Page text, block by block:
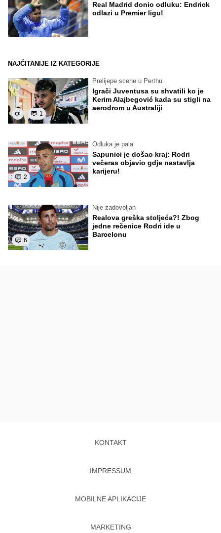
Real Madrid donio odluku: Endrick
odlazi u Premier ligu!
NAJČITANIJE IZ KATEGORIJE
1
Prelijepe scene u Perthu
Igrači Juventusa su shvatili ko je
Kerim Alajbegović kada su stigli na
aerodrom u Australiji
2
Odluka je pala
Sapunici je došao kraj: Rodri
večeras objavio gdje nastavlja
karijeru!
6
Nije zadovoljan
Realova greška stoljeća?! Zbog
jedne rečenice Rodri ide u
Barcelonu
KONTAKT
IMPRESSUM
MOBILNE APLIKACIJE
MARKETING